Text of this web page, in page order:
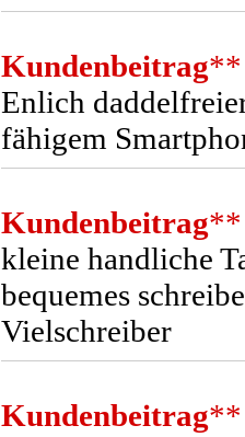
Kundenbeitrag**
Enlich
fähigem
Kundenbeitrag**
kleine handliche
bequemes
Vielschreiber
Kundenbeitrag**